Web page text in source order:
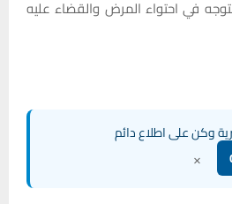
في احتواء المرض والقضاء عليه
وكن على اطلاع دائم
×